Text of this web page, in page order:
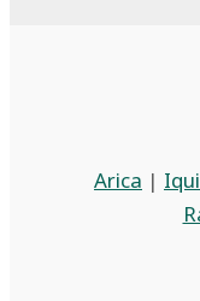
Arica |